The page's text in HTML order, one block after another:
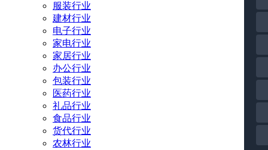
服装行业
建材行业
电子行业
家电行业
家居行业
办公行业
包装行业
医药行业
礼品行业
食品行业
货代行业
农林行业